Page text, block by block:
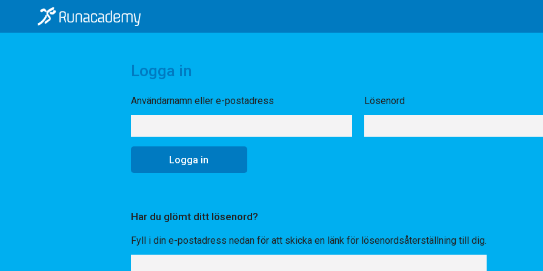
Logga in
Användarnamn eller e-postadress Lösenord
Har du glömt ditt lösenord?
Fyll i din e-postadress nedan för att skicka en länk för lösenordsåterställning till dig.